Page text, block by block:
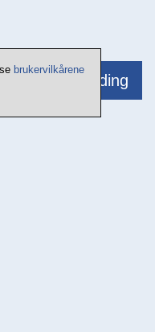
Tilbakemelding
brukervilkårene